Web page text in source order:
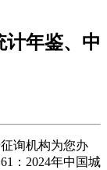
计年鉴、中
询机构为您办
：2024年中国城